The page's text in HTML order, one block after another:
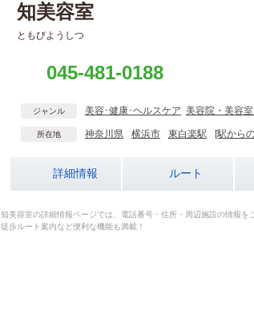
知美容室
ともびようしつ
045-481-0188
ジャンル 美容･健康･ヘルスケア 美容院・美容
所在地 神奈川県 横浜市 東白楽駅 [駅から
詳細情報 ルート
知美容室の詳細情報ページでは、電話番号・住所・周辺施設の情報
徒歩ルート案内など便利な機能も満載！